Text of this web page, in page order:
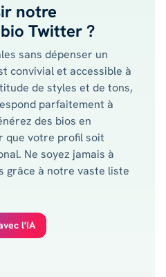
notre
Twitter ?
sans dépenser un
convivial et accessible à
de styles et de tons,
parfaitement à
des bios en
que votre profil soit
Ne soyez jamais à
grâce à notre vaste liste
l'IA